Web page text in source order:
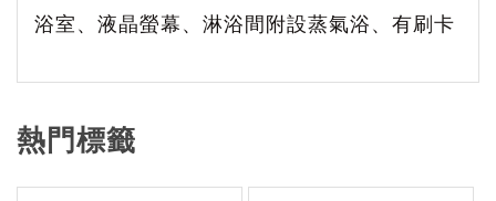
浴室、液晶螢幕、淋浴間附設蒸氣浴、有刷卡
熱門標籤